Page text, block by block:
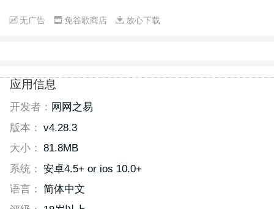
无广告 免谷歌商店 放心下载
应用信息
开发者： 网网之易
版本： v4.28.3
大小： 81.8MB
系统： 安卓4.5+ or ios 10.0+
语言： 简体中文